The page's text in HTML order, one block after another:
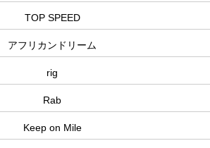
TOP SPEED
アフリカンドリーム
rig
Rab
Keep on Mile